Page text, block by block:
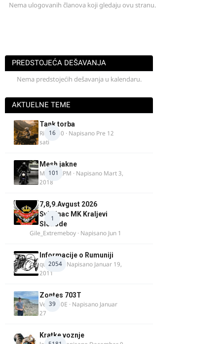
Nema ulogovanih članova koji gledaju ovu stranu.
PREDSTOJEĆA DEŠAVANJA
Nema predstojećih dešavanja u kalendaru.
AKTUELNE TEME
16
Tank torba
Rider000 · Napisano Pre 12
sati
101
Mesh jakne
MostarRPM · Napisano Mart 3,
2018
1
7,8,9.Avgust 2026
Svilajnac MK Kraljevi
Slobode
Gile_Extremeboy · Napisano Jun 1
2054
Informacije o Rumuniji
quasaar · Napisano Januar 19,
2011
39
Zontes 703T
Verdi350E · Napisano Januar
27
Kratke voznje